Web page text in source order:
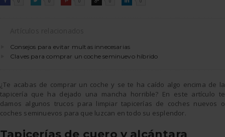
Consejos para evitar multas innecesarias
Claves para comprar un coche seminuevo híbrido
¿Te acabas de comprar un coche y se te ha caído algo encima de la
tapicería que ha dejado una mancha horrible? En este artículo te
damos algunos trucos para limpiar tapicerías de coches nuevos o
coches seminuevos para que luzcan en todo su esplendor.
Tapicerías de cuero y alcántara